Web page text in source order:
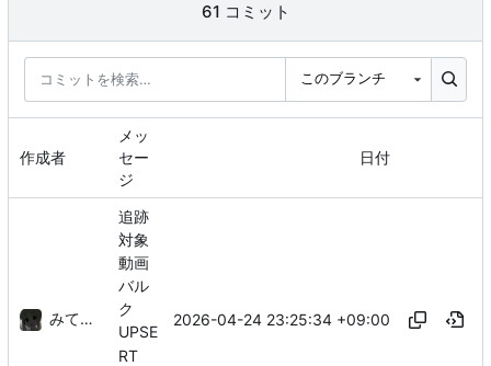
61 コミット
このブランチ
作成者
メッ
セー
ジ
日付
みてるぞ
追跡
対象
動画
バル
ク
UPSE
RT
2026-04-24 23:25:34 +09:00